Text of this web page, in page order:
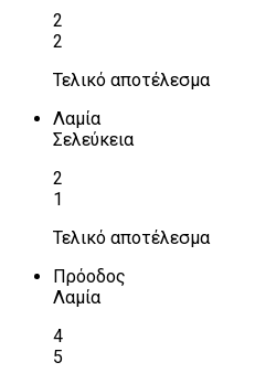
2
2
Τελικό αποτέλεσμα
Λαμία
Σελεύκεια
2
1
Τελικό αποτέλεσμα
Πρόοδος
Λαμία
4
5